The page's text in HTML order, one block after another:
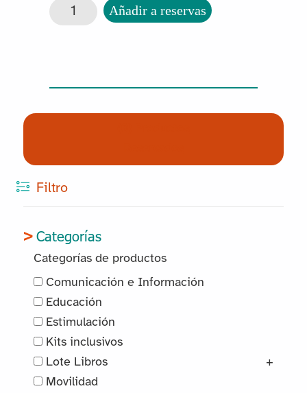
Platos saludables cantidad
Añadir a reservas
Filtro
Categorías
Categorías de productos
Comunicación e Información
Educación
Estimulación
Kits inclusivos
Lote Libros
+
Movilidad